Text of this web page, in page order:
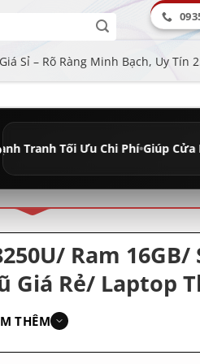
Sỉ – Rõ Ràng Minh Bạch, Uy Tín
Chi Phí• Giúp Cửa Hàng Tăng
Ram 16GB/
Giá Rẻ/ Laptop
THÊM